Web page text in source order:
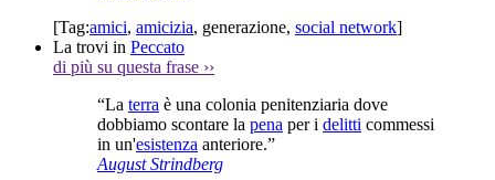
[Tag:amici, amicizia, generazione, social network]
La trovi in Peccato
di più su questa frase ››
“La terra è una colonia penitenziaria dove
dobbiamo scontare la pena per i delitti commessi
in un'esistenza anteriore.”
August Strindberg